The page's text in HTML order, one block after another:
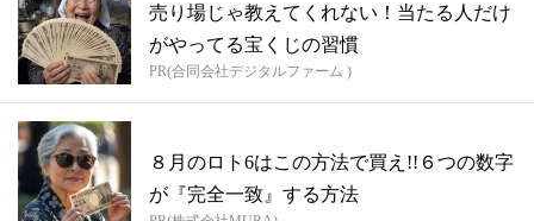
売り場じゃ教えてくれない！当たる人だけ
がやってる宝くじの習慣
PR(合同会社デジタルファーム )
８月のロト6はこの方法で買え!!６つの数字
が『完全一致』する方法